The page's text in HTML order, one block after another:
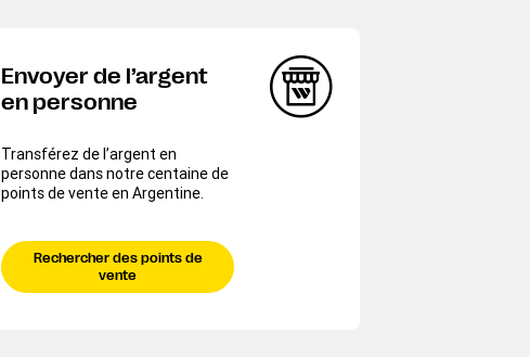
Envoyer de l’argent
en personne
Transférez de l’argent en
personne dans notre centaine de
points de vente en Argentine.
Rechercher des points de
vente